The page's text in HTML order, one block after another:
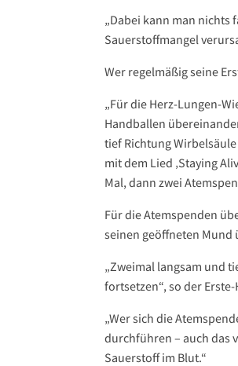
„Dabei kann man nichts
Sauerstoffmangel
Wer regelmäßig seine
„Für die Herz-Lungen-
Handballen
tief Richtung
mit dem Lied ‚Staying
Mal, dann zwei
Für die Atemspenden
seinen geöffneten Mund
„Zweimal langsam und
fortsetzen“, so der
„Wer sich die
durchführen – auch das
Sauerstoff im Blut.“